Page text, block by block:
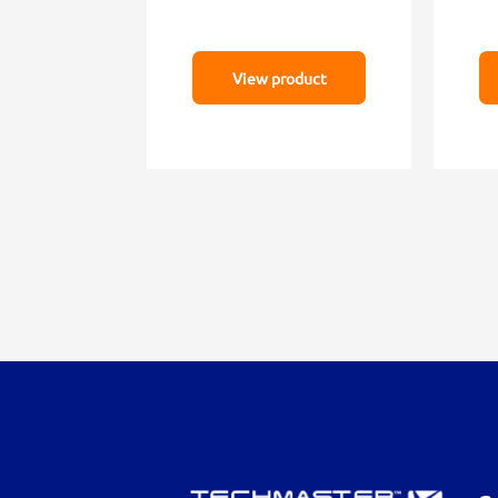
View product